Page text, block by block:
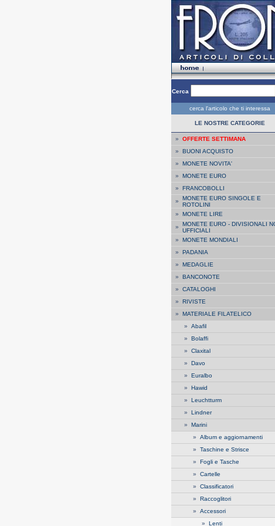
Cerca
cerca l'articolo che ti interessa
LE NOSTRE CATEGORIE
» OFFERTE SETTIMANA
» BUONI ACQUISTO
» MONETE NOVITA'
» MONETE EURO
» FRANCOBOLLI
» MONETE EURO SINGOLE E
ROTOLINI
» MONETE LIRE
» MONETE EURO - DIVISIONALI
UFFICIALI
» MONETE MONDIALI
» PADANIA
» MEDAGLIE
» BANCONOTE
» CATALOGHI
» RIVISTE
» MATERIALE FILATELICO
» Abafil
» Bolaffi
» Claxital
» Davo
» Euralbo
» Hawid
» Leuchtturm
» Lindner
» Marini
» Album e aggiornamenti
» Taschine e Strisce
» Fogli e Tasche
» Cartelle
» Classificatori
» Raccoglitori
» Accessori
» Lenti